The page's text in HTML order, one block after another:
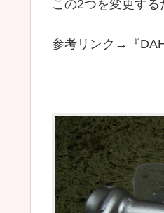
この2つを変更す
参考リンク→『